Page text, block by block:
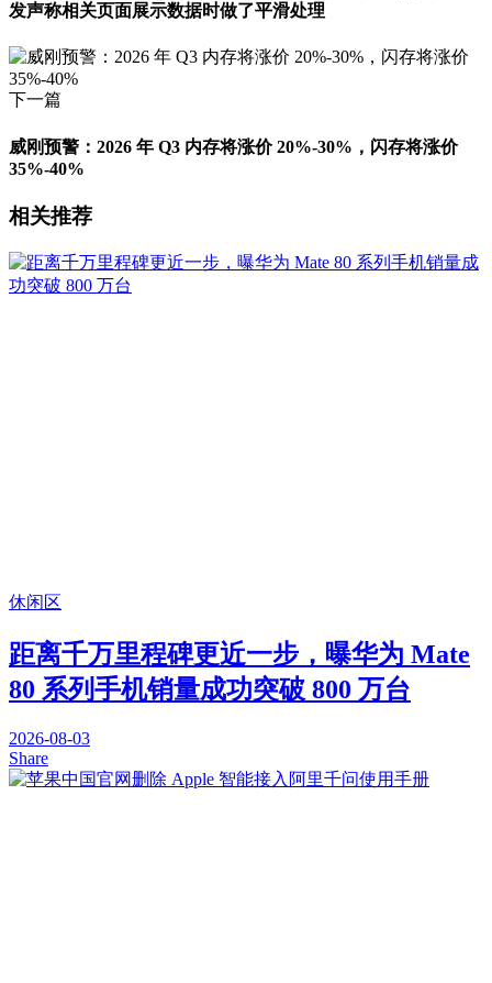
发声称相关页面展示数据时做了平滑处理
下一篇
威刚预警：2026 年 Q3 内存将涨价 20%-30%，闪存将涨价
35%-40%
相关推荐
休闲区
距离千万里程碑更近一步，曝华为 Mate
80 系列手机销量成功突破 800 万台
2026-08-03
Share